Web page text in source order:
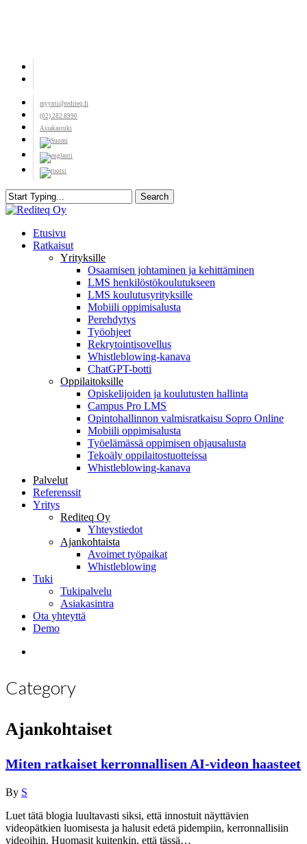
myynti@rediteq.fi
(02) 282 8990
Asiakastuki
Search
Close
search
Menu
Etusivu
Ratkaisut
Yrityksille
Osaamisen johtaminen ja kehittäminen
LMS henkilöstökoulutukseen
LMS koulutusyrityksille
Mobiili oppimisalusta
Perehdytys
Työohjeet
Rekrytointisovellus
Whistleblowing-kanava
ChatGPT-botti
Oppilaitoksille
Opiskelijoiden ja koulutusten hallinta
Campus Pro LMS
Opintohallinnon valmisratkaisu Sopro Online
Mobiili oppimisalusta
Työelämässä oppimisen ohjausalusta
Tekoäly oppilaitostuotteissa
Whistleblowing-kanava
Palvelut
Referenssit
Yritys
Rediteq Oy
Yhteystiedot
Ajankohtaista
Avoimet työpaikat
Whistleblowing
Tuki
Tukipalvelu
Asiakasintra
Ota yhteyttä
Demo
Category
Ajankohtaiset
Miten ratkaiset kerronnallisen AI-videon haasteet
By S
Luet tätä blogia luultavasti siksi, että innostuit näyttävien
videopätkien luomisesta ja halusit edetä pidempiin, kerronnallisiin
videoihin. Huomasit kuitenkin, että tässä…